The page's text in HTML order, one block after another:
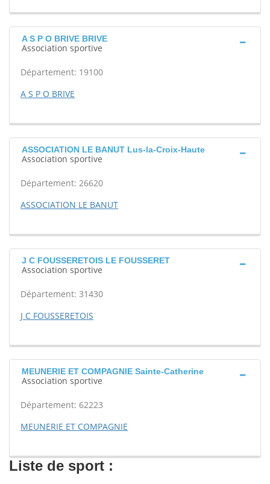
A S P O BRIVE BRIVE
Association sportive
Département: 19100
A S P O BRIVE
ASSOCIATION LE BANUT Lus-la-Croix-Haute
Association sportive
Département: 26620
ASSOCIATION LE BANUT
J C FOUSSERETOIS LE FOUSSERET
Association sportive
Département: 31430
J C FOUSSERETOIS
MEUNERIE ET COMPAGNIE Sainte-Catherine
Association sportive
Département: 62223
MEUNERIE ET COMPAGNIE
Liste de sport :